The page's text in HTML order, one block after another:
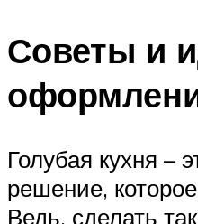
Советы и
Голубая кухня –
решение,
Ведь, сделать